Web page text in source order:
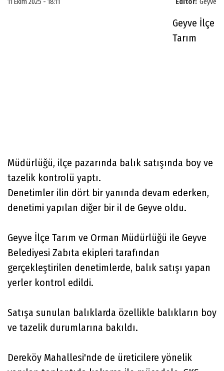
Geyve İlçe
Tarım
Müdürlüğü, ilçe pazarında balık satışında boy ve
tazelik kontrolü yaptı.
Denetimler ilin dört bir yanında devam ederken,
denetimi yapılan diğer bir il de Geyve oldu.
Geyve İlçe Tarım ve Orman Müdürlüğü ile Geyve
Belediyesi Zabıta ekipleri tarafından
gerçekleştirilen denetimlerde, balık satışı yapan
yerler kontrol edildi.
Satışa sunulan balıklarda özellikle balıkların boy
ve tazelik durumlarına bakıldı.
Dereköy Mahallesi'nde de üreticilere yönelik